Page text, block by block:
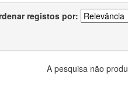
registos por:
A pesquisa não